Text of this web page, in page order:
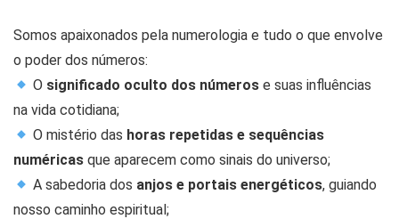
Somos apaixonados pela numerologia e tudo o que envolve
o poder dos números:
O significado oculto dos números e suas influências
na vida cotidiana;
O mistério das horas repetidas e sequências
numéricas que aparecem como sinais do universo;
A sabedoria dos anjos e portais energéticos, guiando
nosso caminho espiritual;